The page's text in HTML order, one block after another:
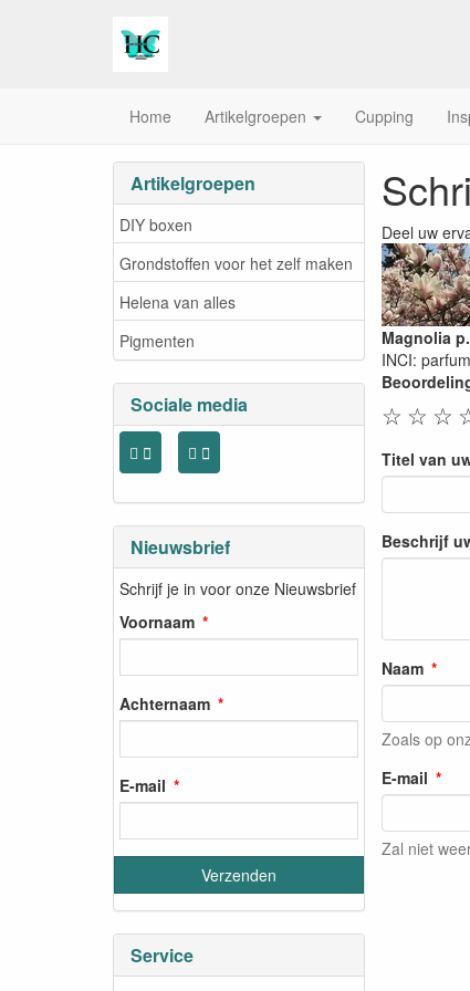
Home Artikelgroepen Cupping
Artikelgroepen
DIY boxen
Grondstoffen voor het zelf maken
Helena van alles
Pigmenten
Sociale media
Nieuwsbrief
Schrijf je in voor onze Nieuwsbrief
Voornaam
Achternaam
E-mail
Service
Deel uw
Magnolia
INCI: parfum
☆
☆
☆
Titel van
Beschrijf
Naam
Zoals op
E-mail
Zal niet